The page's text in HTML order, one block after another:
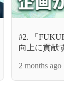
#2. 「
向上に貢献
2 months ago